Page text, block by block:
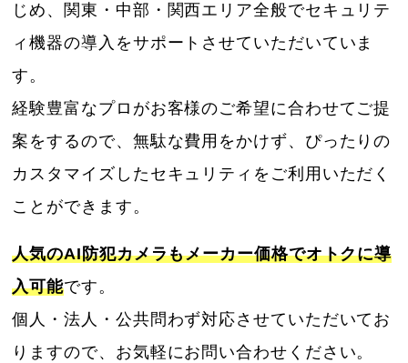
じめ、関東・中部・関西エリア全般でセキュリテ
ィ機器の導入をサポートさせていただいていま
す。
経験豊富なプロがお客様のご希望に合わせてご提
案をするので、無駄な費用をかけず、ぴったりの
カスタマイズしたセキュリティをご利用いただく
ことができます。
人気のAI防犯カメラもメーカー価格でオトクに導
入可能です。
個人・法人・公共問わず対応させていただいてお
りますので、お気軽にお問い合わせください。